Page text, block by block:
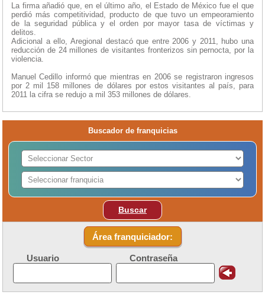
La firma añadió que, en el último año, el Estado de México fue el que
perdió más competitividad, producto de que tuvo un empeoramiento
de la seguridad pública y el orden por mayor tasa de víctimas y
delitos.
Adicional a ello, Aregional destacó que entre 2006 y 2011, hubo una
reducción de 24 millones de visitantes fronterizos sin pernocta, por la
violencia.
Manuel Cedillo informó que mientras en 2006 se registraron ingresos
por 2 mil 158 millones de dólares por estos visitantes al país, para
2011 la cifra se redujo a mil 353 millones de dólares.
Buscador de franquicias
Buscar
Área franquiciador:
Usuario Contraseña